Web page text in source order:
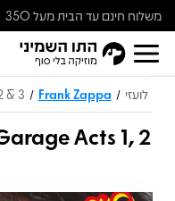
משלוח חינם עד הבית מעל 350
ש״ח
לועזי /
Frank Zappa
/
& 3
Acts 1, 2